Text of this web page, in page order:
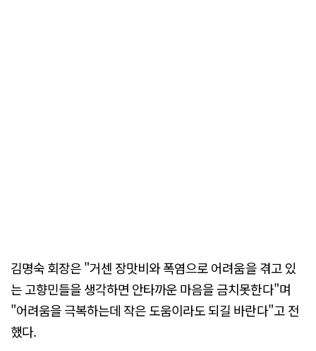
김명숙 회장은 "거센 장맛비와 폭염으로 어려움을 겪고 있
는 고향민들을 생각하면 안타까운 마음을 금치못한다"며
"어려움을 극복하는데 작은 도움이라도 되길 바란다"고 전
했다.